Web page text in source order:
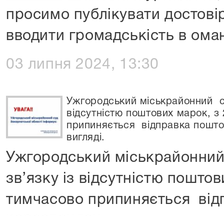
просимо публікувати
вводити громадськість в
03 липня 2024, 13:30
Ужгородський міськрайонний
відсутністю поштових марок,
припиняється відправка
вигляді.
Ужгородський
зв’язку із відсутністю
тимчасово припиняється